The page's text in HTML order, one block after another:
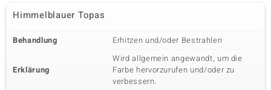
Himmelblauer Topas
Behandlung Erhitzen und/oder Bestrahlen
Erklärung
Wird allgemein angewandt, um die
Farbe hervorzurufen und/oder zu
verbessern.